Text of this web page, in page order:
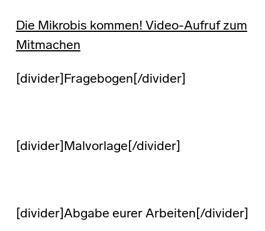
Die Mikrobis kommen! Video-Aufruf zum
Mitmachen
[divider]Fragebogen[/divider]
[divider]Malvorlage[/divider]
[divider]Abgabe eurer Arbeiten[/divider]